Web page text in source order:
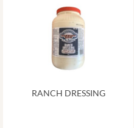
RANCH DRESSING